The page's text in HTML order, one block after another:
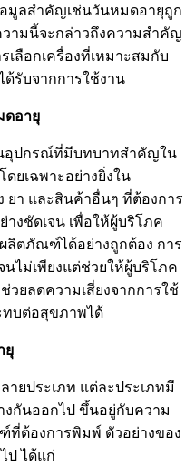
มูลสำคัญเช่นวันหมดอายุถูก
ามนี้จะกล่าวถึงความสำคัญ
ลือกเครื่องที่เหมาะสมกับ
รับจากการใช้งาน
ดอายุ
กรณ์ที่มีบทบาทสำคัญใน
ยเฉพาะอย่างยิ่งใน
ยา และสินค้าอื่นๆ ที่ต้องการ
งชัดเจน เพื่อให้ผู้บริโภค
ลิตภัณฑ์ได้อย่างถูกต้อง การ
ไม่เพียงแต่ช่วยให้ผู้บริโภค
ยลดความเสี่ยงจากการใช้
ทบต่อสุขภาพได้
ยุ
ระเภท แต่ละประเภทมี
กันออกไป ขึ้นอยู่กับความ
ที่ต้องการพิมพ์ ตัวอย่างของ
ป ได้แก่